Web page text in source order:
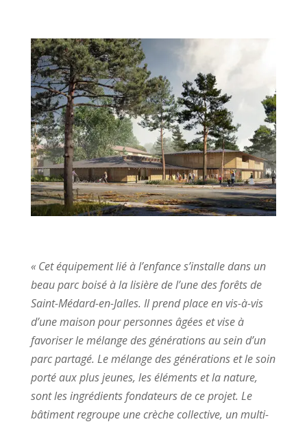
« Cet équipement lié à l’enfance s’installe dans un
beau parc boisé à la lisière de l’une des forêts de
Saint-Médard-en-Jalles. Il prend place en vis-à-vis
d’une maison pour personnes âgées et vise à
favoriser le mélange des générations au sein d’un
parc partagé. Le mélange des générations et le soin
porté aux plus jeunes, les éléments et la nature,
sont les ingrédients fondateurs de ce projet. Le
bâtiment regroupe une crèche collective, un multi-